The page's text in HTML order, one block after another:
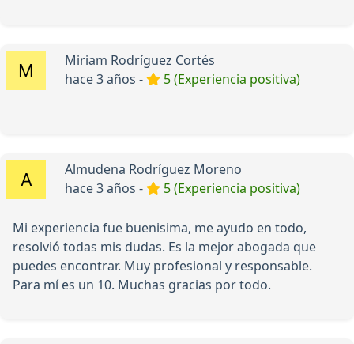
Miriam Rodríguez Cortés
hace 3 años -
5 (Experiencia positiva)
Almudena Rodríguez Moreno
hace 3 años -
5 (Experiencia positiva)
Mi experiencia fue buenisima, me ayudo en todo,
resolvió todas mis dudas. Es la mejor abogada que
puedes encontrar. Muy profesional y responsable.
Para mí es un 10. Muchas gracias por todo.